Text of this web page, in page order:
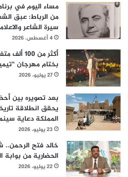
مساء اليوم في
من الرباط: عبق
سيرة الشاعر
4 أغسطس، 2026
أكثر من
بختام مهرجان
27 يوليو، 2026
يحقق انطلاقة
المملكة دعاية
23 يوليو، 2026
خالد فتح الرحمن..
الحضارية من بوابة
22 يوليو، 2026